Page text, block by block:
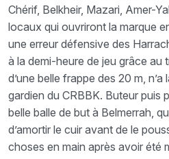
Chérif, Belkheir, Mazari, Amer-
locaux qui ouvriront la marque
une erreur défensive des
à la demi-heure de jeu grâce au
d’une belle frappe des 20 m,
gardien du CRBBK. Buteur puis
belle balle de but à Belmerrah,
d’amortir le cuir avant de le
choses en main après avoir été